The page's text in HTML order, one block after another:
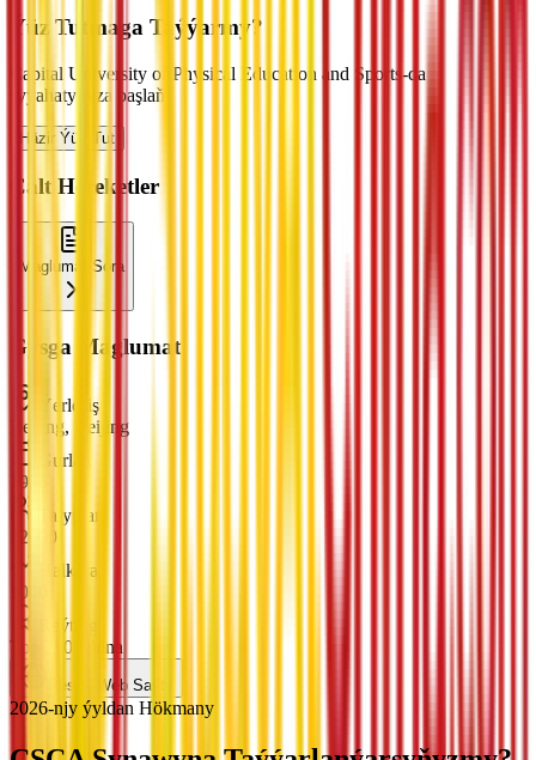
Ýüz Tutmaga Taýýarmy?
Capital University of Physical Education and Sports-da
syýahatyňyza başlaň
Häzir Ýüz Tut
Çalt Hereketler
Maglumat Sora
Gysga Maglumat
Ýerleşiş
Beijing, Beijing
Gurlan
1956
Talyplar
12000
Halkara
1000
Reýting
Top 200 China
Resmi Web Saýty
2026-njy ýyldan Hökmany